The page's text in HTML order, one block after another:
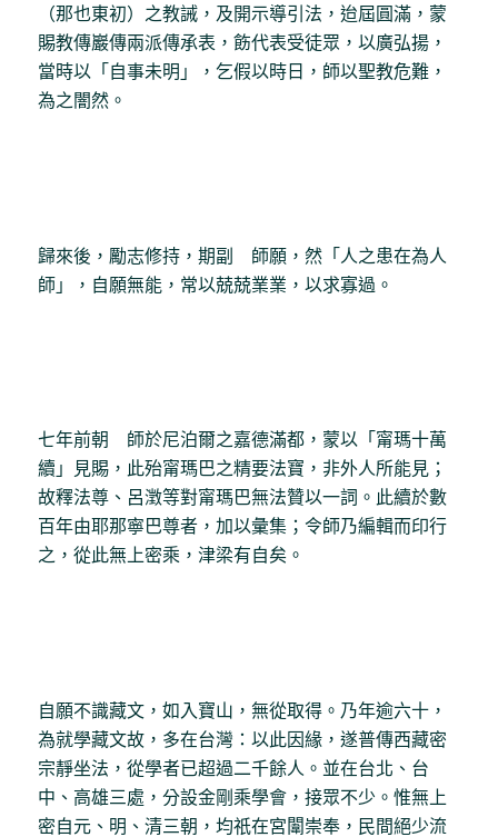
（那也東初）之教誡，及開示導引法，迨屆圓滿，蒙
賜教傳巖傳兩派傳承表，飭代表受徒眾，以廣弘揚，
當時以「自事未明」，乞假以時日，師以聖教危難，
為之闇然。
歸來後，勵志修持，期副 師願，然「人之患在為人
師」，自願無能，常以兢兢業業，以求寡過。
七年前朝 師於尼泊爾之嘉德滿都，蒙以「甯瑪十萬
續」見賜，此殆甯瑪巴之精要法寶，非外人所能見；
故釋法尊、呂澂等對甯瑪巴無法贊以一詞。此續於數
百年由耶那寧巴尊者，加以彙集；令師乃編輯而印行
之，從此無上密乘，津梁有自矣。
自願不識藏文，如入寶山，無從取得。乃年逾六十，
為就學藏文故，多在台灣：以此因緣，遂普傳西藏密
宗靜坐法，從學者已超過二千餘人。並在台北、台
中、高雄三處，分設金剛乘學會，接眾不少。惟無上
密自元、明、清三朝，均祇在宮闈崇奉，民間絕少流